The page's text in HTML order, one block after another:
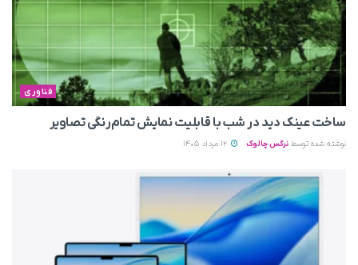
فناوری
ساخت عینک دید در شب با قابلیت نمایش تمام‌رنگی تصاویر
نوشته شده توسط نرگس چالوک